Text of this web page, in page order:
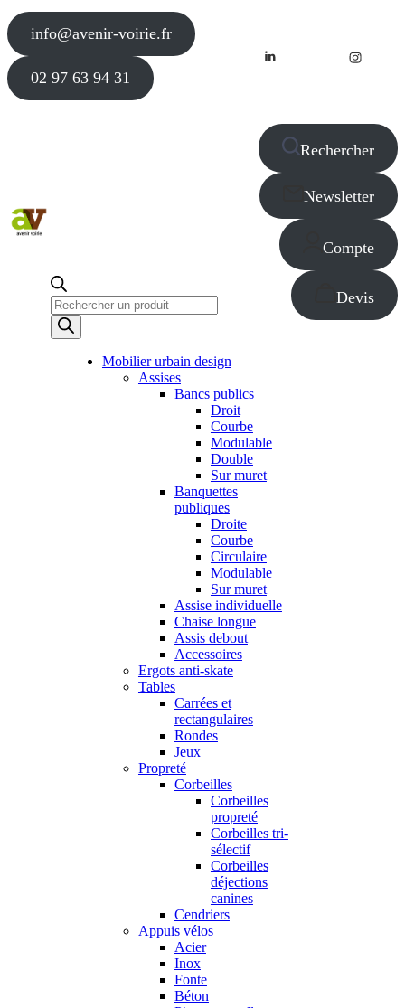
info@avenir-voirie.fr
02 97 63 94 31
Recherche
de
produits
Rechercher
Newsletter
Compte
Devis
Mobilier urbain design
Assises
Bancs publics
Droit
Courbe
Modulable
Double
Sur muret
Banquettes
publiques
Droite
Courbe
Circulaire
Modulable
Sur muret
Assise individuelle
Chaise longue
Assis debout
Accessoires
Ergots anti-skate
Tables
Carrées et
rectangulaires
Rondes
Jeux
Propreté
Corbeilles
Corbeilles
propreté
Corbeilles tri-
sélectif
Corbeilles
déjections
canines
Cendriers
Appuis vélos
Acier
Inox
Fonte
Béton